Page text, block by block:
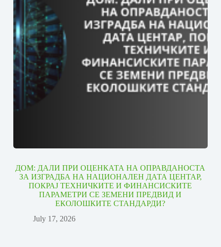
ДОМ: ДАЛИ ПРИ ОЦЕНКАТА НА ОПРАВДАНОСТА
ЗА ИЗГРАДБА НА НАЦИОНАЛЕН ДАТА ЦЕНТАР,
ПОКРАЈ ТЕХНИЧКИТЕ И ФИНАНСИСКИТЕ
ПАРАМЕТРИ СЕ ЗЕМЕНИ ПРЕДВИД И
ЕКОЛОШКИТЕ СТАНДАРДИ?
July 17, 2026